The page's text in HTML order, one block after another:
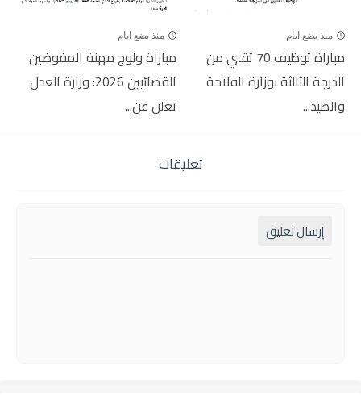
منذ بضع ايام
مباراة توظيف 70 تقني من
الدرجة الثالثة بوزارة الفلاحة
والصيد...
منذ بضع ايام
مباراة ولوج مهنة المفوضين
القضائيين 2026: وزارة العدل
تعلن عن...
تعليقات
إرسال تعليق